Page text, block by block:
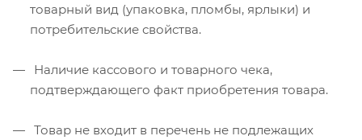
товарный вид (упаковка, пломбы, ярлыки) и
потребительские свойства.
Наличие кассового и товарного чека,
подтверждающего факт приобретения товара.
Товар не входит в перечень не подлежащих